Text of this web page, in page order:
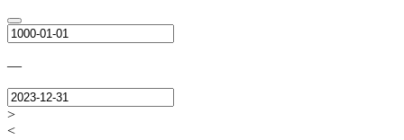
—
>
<